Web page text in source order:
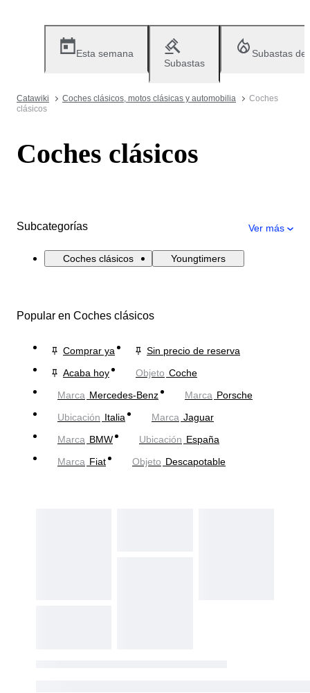
Esta semana
Subastas
Subastas
Catawiki Coches clásicos, motos clásicas y automobilia
Coches
clásicos
Coches clásicos
Subcategorías Ver más
Coches clásicos Youngtimers
Popular en Coches clásicos
Comprar ya
Sin precio de reserva
Acaba hoy
Objeto Coche
Marca Mercedes-Benz Marca Porsche
Ubicación Italia Marca Jaguar
Marca BMW Ubicación España
Marca Fiat Objeto Descapotable